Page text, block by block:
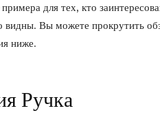
для тех, кто
Вы можете прокрутить
ниже.
Ручка